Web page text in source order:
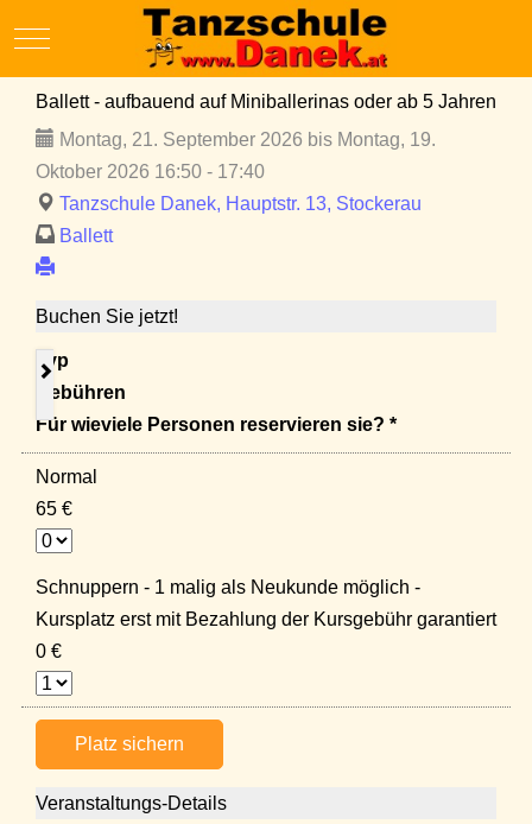
Mobile Menu Toggle
Ballett - aufbauend auf Miniballerinas oder ab 5 Jahren
Montag, 21. September 2026 bis Montag, 19.
Oktober 2026 16:50 - 17:40
Tanzschule Danek, Hauptstr. 13, Stockerau
Ballett
Buchen Sie jetzt!
Typ
Gebühren
Für wieviele Personen reservieren sie? *
Normal
65 €
Schnuppern - 1 malig als Neukunde möglich -
Kursplatz erst mit Bezahlung der Kursgebühr garantiert
0 €
Platz sichern
Veranstaltungs-Details